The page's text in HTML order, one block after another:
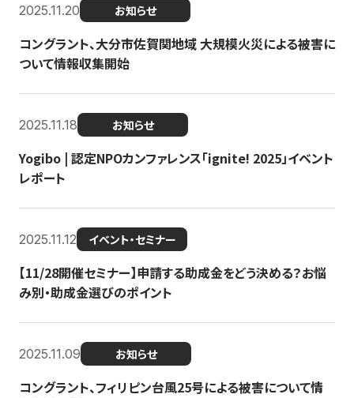
2025.11.20 お知らせ
コングラント、大分市佐賀関地域 大規模火災による被害に
ついて情報収集開始
2025.11.18 お知らせ
Yogibo | 認定NPOカンファレンス「ignite! 2025」イベント
レポート
2025.11.12 イベント・セミナー
【11/28開催セミナー】申請する助成金をどう決める？お悩
み別・助成金選びのポイント
2025.11.09 お知らせ
コングラント、フィリピン台風25号による被害について情